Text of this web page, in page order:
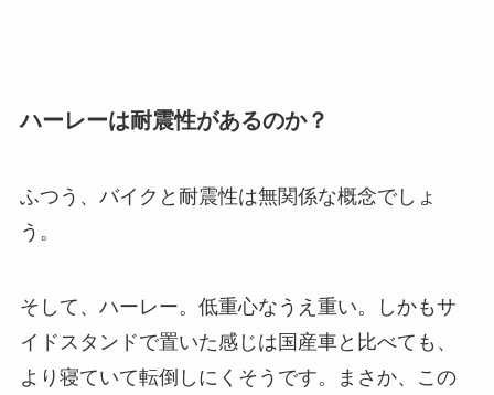
ハーレーは耐震性があるのか？
ふつう、バイクと耐震性は無関係な概念でしょ
う。
そして、ハーレー。低重心なうえ重い。しかもサ
イドスタンドで置いた感じは国産車と比べても、
より寝ていて転倒しにくそうです。まさか、この